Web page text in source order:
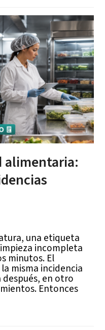
alimentaria:
una etiqueta
incompleta
minutos. El
misma incidencia
después, en otro
Entonces